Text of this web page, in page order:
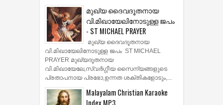
മുഖ്യ ദൈവദൂതനായ
വി.മിഖായേലിനോടുള്ള ജപം
- ST MICHAEL PRAYER
മുഖ്യ ദൈവദൂതനായ
വി.മിഖായേലിനോടുള്ള ജപം ST MICHAEL
PRAYER മുഖ്യദൂതനായ
വി.മിഖായേലേ,സ്വർഗ്ഗീയ സൈന്യങ്ങളുടെ
പ്രതാപനായ പ്രഭോ,ഉന്നത ശക്തികളോടും,...
Malayalam Christian Karaoke
Index MP3